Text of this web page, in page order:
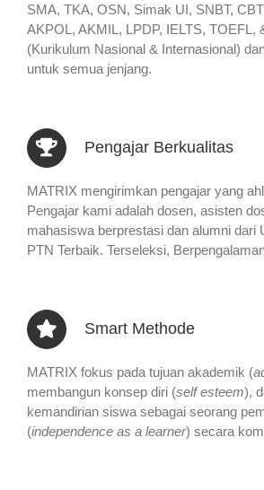
SMA, TKA, OSN, Simak UI, SNBT,
AKPOL, AKMIL, LPDP, IELTS, TOEFL,
(Kurikulum Nasional & Internasional)
untuk semua jenjang.
Pengajar Berkualitas
MATRIX mengirimkan pengajar yang
Pengajar kami adalah dosen, asisten
mahasiswa berprestasi dan alumni dari
PTN Terbaik. Terseleksi,
Smart Methode
MATRIX fokus pada tujuan akademik (
membangun konsep diri (self esteem),
kemandirian siswa sebagai seorang
(independence as a learner) secara